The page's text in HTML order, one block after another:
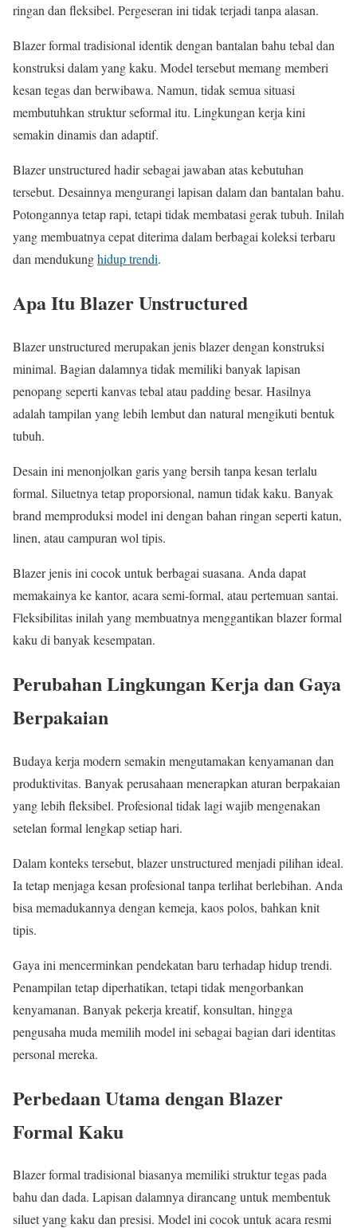
ringan dan fleksibel. Pergeseran ini tidak terjadi tanpa alasan.
Blazer formal tradisional identik dengan bantalan bahu tebal dan
konstruksi dalam yang kaku. Model tersebut memang memberi
kesan tegas dan berwibawa. Namun, tidak semua situasi
membutuhkan struktur seformal itu. Lingkungan kerja kini
semakin dinamis dan adaptif.
Blazer unstructured hadir sebagai jawaban atas kebutuhan
tersebut. Desainnya mengurangi lapisan dalam dan bantalan bahu.
Potongannya tetap rapi, tetapi tidak membatasi gerak tubuh. Inilah
yang membuatnya cepat diterima dalam berbagai koleksi terbaru
dan mendukunghidup trendi.
Apa Itu Blazer Unstructured
Blazer unstructured merupakan jenis blazer dengan konstruksi
minimal. Bagian dalamnya tidak memiliki banyak lapisan
penopang seperti kanvas tebal atau padding besar. Hasilnya
adalah tampilan yang lebih lembut dan natural mengikuti bentuk
tubuh.
Desain ini menonjolkan garis yang bersih tanpa kesan terlalu
formal. Siluetnya tetap proporsional, namun tidak kaku. Banyak
brand memproduksi model ini dengan bahan ringan seperti katun,
linen, atau campuran wol tipis.
Blazer jenis ini cocok untuk berbagai suasana. Anda dapat
memakainya ke kantor, acara semi-formal, atau pertemuan santai.
Fleksibilitas inilah yang membuatnya menggantikan blazer formal
kaku di banyak kesempatan.
Perubahan Lingkungan Kerja dan Gaya
Berpakaian
Budaya kerja modern semakin mengutamakan kenyamanan dan
produktivitas. Banyak perusahaan menerapkan aturan berpakaian
yang lebih fleksibel. Profesional tidak lagi wajib mengenakan
setelan formal lengkap setiap hari.
Dalam konteks tersebut, blazer unstructured menjadi pilihan ideal.
Ia tetap menjaga kesan profesional tanpa terlihat berlebihan. Anda
bisa memadukannya dengan kemeja, kaos polos, bahkan knit
tipis.
Gaya ini mencerminkan pendekatan baru terhadap hidup trendi.
Penampilan tetap diperhatikan, tetapi tidak mengorbankan
kenyamanan. Banyak pekerja kreatif, konsultan, hingga
pengusaha muda memilih model ini sebagai bagian dari identitas
personal mereka.
Perbedaan Utama dengan Blazer
Formal Kaku
Blazer formal tradisional biasanya memiliki struktur tegas pada
bahu dan dada. Lapisan dalamnya dirancang untuk membentuk
siluet yang kaku dan presisi. Model ini cocok untuk acara resmi